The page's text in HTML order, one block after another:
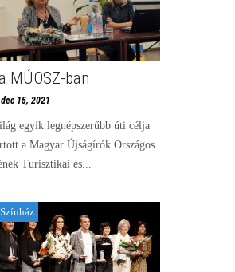
MÚOSZ-ban
dec 15, 2021
egyik legnépszerűbb úti célja
a Magyar Újságírók Országos
Turisztikai és...
Színház